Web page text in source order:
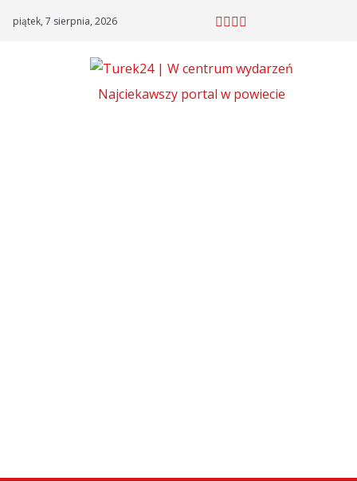
piątek, 7 sierpnia, 2026
Najciekawszy portal w powiecie